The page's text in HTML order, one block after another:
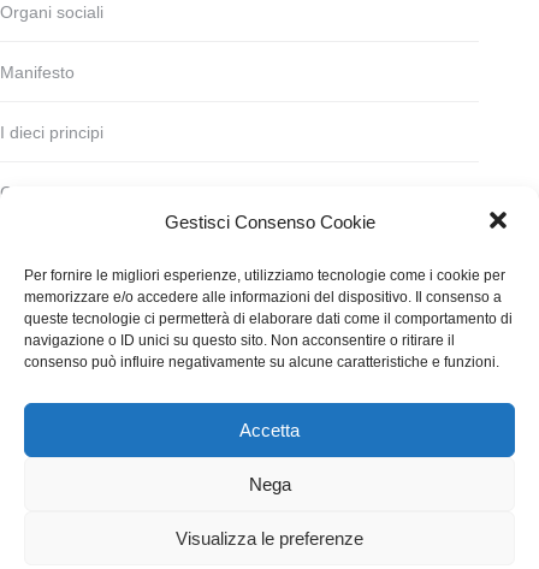
Gestisci Consenso Cookie
Per fornire le migliori esperienze, utilizziamo tecnologie come i cookie per
memorizzare e/o accedere alle informazioni del dispositivo. Il consenso a
queste tecnologie ci permetterà di elaborare dati come il comportamento di
navigazione o ID unici su questo sito. Non acconsentire o ritirare il
consenso può influire negativamente su alcune caratteristiche e funzioni.
Accetta
Nega
Visualizza le preferenze
Organi sociali
Manifesto
I dieci principi
Codice deontologico
Finanziamento
Contatti
+39 347 2461036
WGItalia